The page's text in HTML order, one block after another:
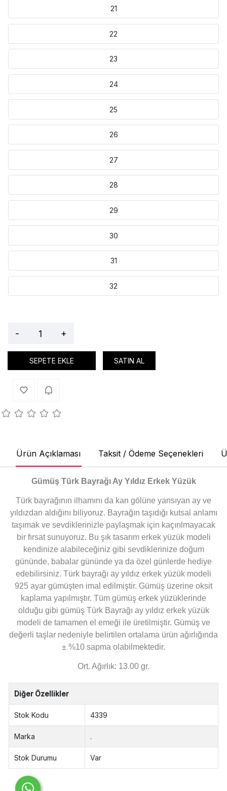
21
22
23
24
25
26
27
28
29
30
31
32
- +
SEPETE EKLE SATIN AL
Ürün Açıklaması Taksit / Ödeme Seçenekleri
Gümüş Türk Bayrağı Ay Yıldız Erkek Yüzük
Türk bayrağının ilhamını da kan gölüne yansıyan ay ve
yıldızdan aldığını biliyoruz. Bayrağın taşıdığı kutsal anlamı
taşımak ve sevdiklerinizle paylaşmak için kaçırılmayacak
bir fırsat sunuyoruz. Bu şık tasarım erkek yüzük modeli
kendinize alabileceğiniz gibi sevdiklerinize doğum
gününde, babalar gününde ya da özel günlerde hediye
edebilirsiniz. Türk bayrağı ay yıldız erkek yüzük modeli
925 ayar gümüşten imal edilmiştir. Gümüş üzerine oksit
kaplama yapılmıştır. Tüm gümüş erkek yüzüklerinde
olduğu gibi gümüş Türk Bayrağı ay yıldız erkek yüzük
modeli de tamamen el emeği ile üretilmiştir. Gümüş ve
değerli taşlar nedeniyle belirtilen ortalama ürün ağırlığında
± %10 sapma olabilmektedir.
Ort. Ağırlık: 13.00 gr.
Diğer Özellikler
Stok Kodu 4339
Marka .
Stok Durumu Var